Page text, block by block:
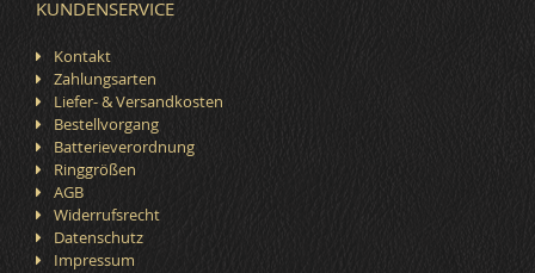
KUNDENSERVICE
Kontakt
Zahlungsarten
Liefer- & Versandkosten
Bestellvorgang
Batterieverordnung
Ringgrößen
AGB
Widerrufsrecht
Datenschutz
Impressum